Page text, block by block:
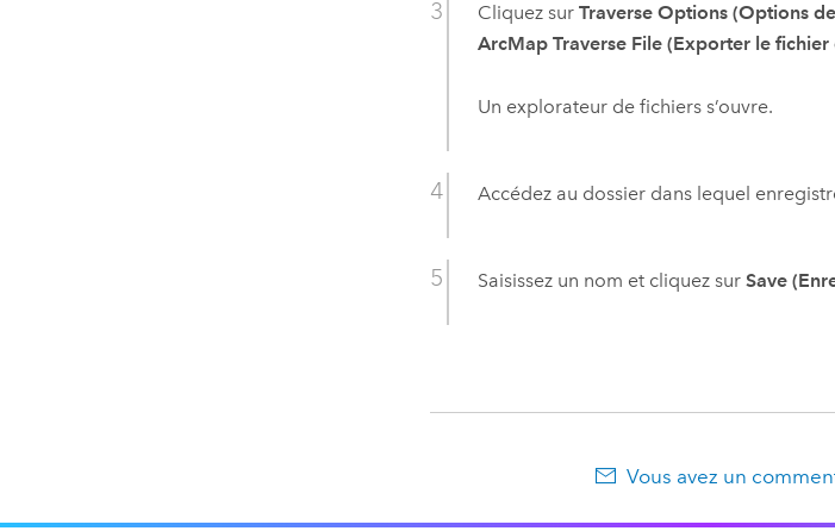
Cliquez surTraverse Options (Options
ArcMap Traverse File (Exporter le
Un explorateur de fichiers s’ouvre.
Accédez au dossier dans lequel
Saisissez un nom et cliquez surSave
Vous avez un